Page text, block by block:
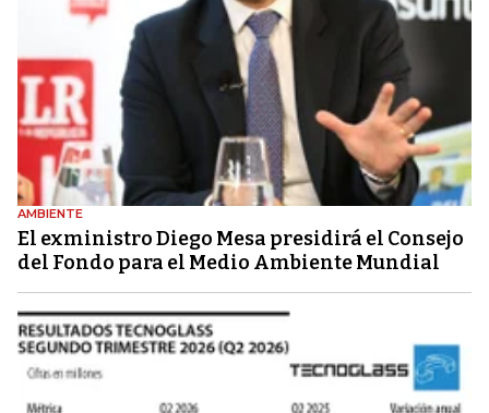
AMBIENTE
El exministro Diego Mesa presidirá el Consejo
del Fondo para el Medio Ambiente Mundial